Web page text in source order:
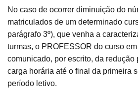
No caso de ocorrer diminuição do
matriculados de um determinado
parágrafo 3º), que venha a
turmas, o PROFESSOR do curso
comunicado, por escrito, da redução
carga horária até o final da primeira
período letivo.